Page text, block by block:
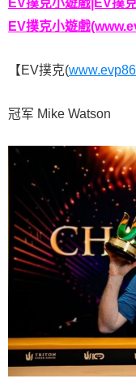
EV撲克小遊戲
【EV撲克(
冠军 Mike Watson